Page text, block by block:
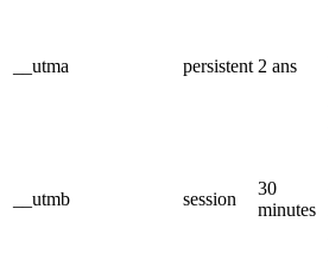
__utma persistent 2 ans
__utmb session
30
minutes